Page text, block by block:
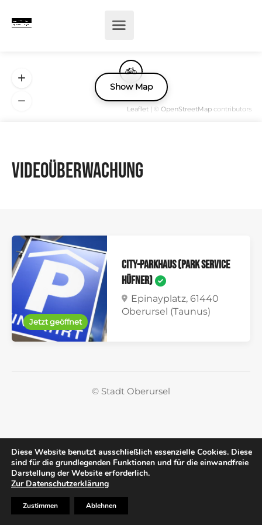
Videoüberwachung
Jetzt geöffnet
City-Parkhaus (Park Service
Hüfner)
Epinayplatz, 61440
Oberursel (Taunus)
© Stadt Oberursel
Leaflet | © OpenStreetMap contributors
Show Map
Diese Website benutzt ausschließlich essenzielle Cookies. Diese
sind für die grundlegenden Funktionen und für die einwandfreie
Darstellung der Website erforderlich.
Zur Datenschutzerklärung
Zustimmen Ablehnen